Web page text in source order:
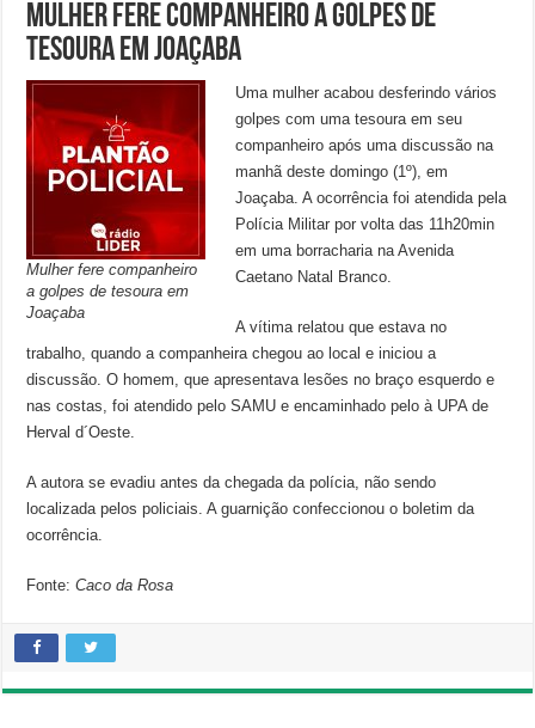
Mulher fere companheiro a golpes de
tesoura em Joaçaba
Mulher fere companheiro
a golpes de tesoura em
Joaçaba
Uma mulher acabou desferindo vários
golpes com uma tesoura em seu
companheiro após uma discussão na
manhã deste domingo (1º), em
Joaçaba. A ocorrência foi atendida pela
Polícia Militar por volta das 11h20min
em uma borracharia na Avenida
Caetano Natal Branco.
A vítima relatou que estava no
trabalho, quando a companheira chegou ao local e iniciou a
discussão. O homem, que apresentava lesões no braço esquerdo e
nas costas, foi atendido pelo SAMU e encaminhado pelo à UPA de
Herval d´Oeste.
A autora se evadiu antes da chegada da polícia, não sendo
localizada pelos policiais. A guarnição confeccionou o boletim da
ocorrência.
Fonte: Caco da Rosa